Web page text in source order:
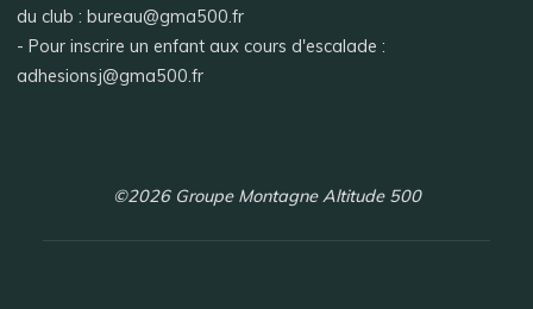
du club : bureau@gma500.fr
- Pour inscrire un enfant aux cours d'escalade :
adhesionsj@gma500.fr
©2026 Groupe Montagne Altitude 500